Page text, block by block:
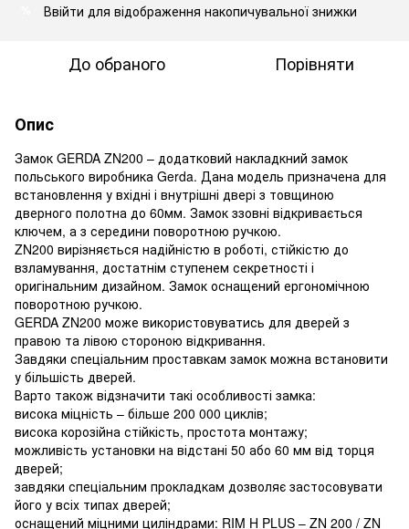
Ввійти для відображення накопичувальної знижки
До обраного Порівняти
Опис
Замок GERDA ZN200 – додатковий накладкний замок
польського виробника Gerda. Дана модель призначена для
встановлення у вхідні і внутрішні двері з товщиною
дверного полотна до 60мм. Замок ззовні відкривається
ключем, а з середини поворотною ручкою.
ZN200 вирізняється надійністю в роботі, стійкістю до
взламування, достатнім ступенем секретності і
оригінальним дизайном. Замок оснащений ергономічною
поворотною ручкою.
GERDA ZN200 може використовуватись для дверей з
правою та лівою стороною відкривання.
Завдяки спеціальним проставкам замок можна встановити
у більшість дверей.
Варто також відзначити такі особливості замка:
висока міцність – більше 200 000 циклів;
висока корозійна стійкість, простота монтажу;
можливість установки на відстані 50 або 60 мм від торця
дверей;
завдяки спеціальним прокладкам дозволяє застосовувати
його у всіх типах дверей;
оснащений міцними циліндрами: RIM H PLUS – ZN 200 / ZN